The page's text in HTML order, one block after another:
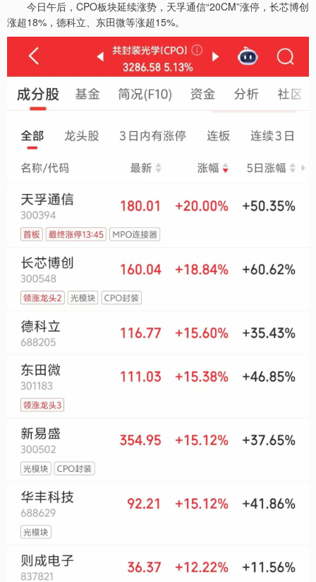
今日午后，CPO板块延续涨势，天孚通信“20CM”涨停，长芯博创
涨超18%，德科立、东田微等涨超15%。